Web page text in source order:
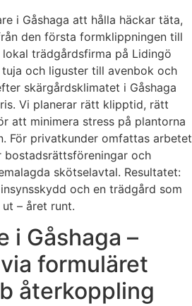
i Gåshaga att hålla häckar täta,
den första formklippningen till
trädgårdsfirma på Lidingö
och liguster till avenbok och
skärgårdsklimatet i Gåshaga
Vi planerar rätt klipptid, rätt
att minimera stress på plantorna
För privatkunder omfattas arbetet
bostadsrättsföreningar och
skötselavtal. Resultatet:
och en trädgård som
– året runt.
i Gåshaga –
formuläret
återkoppling